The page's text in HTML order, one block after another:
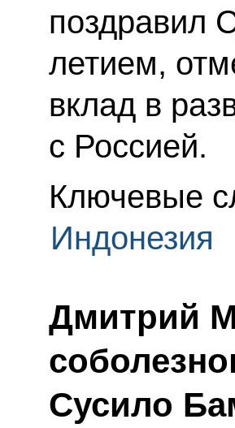
поздравил
летием,
вклад в
с Россией.
Ключевые
Индонезия
Дмитрий
Сусило